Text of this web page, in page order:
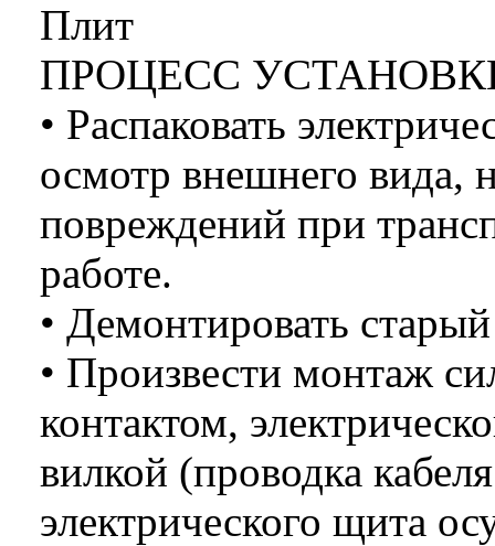
Плит
ПРОЦЕСС
• Распаковать
осмотр внешнего вида,
повреждений при
работе.
• Демонтировать
• Произвести монтаж
контактом,
вилкой (проводка
электрического щита